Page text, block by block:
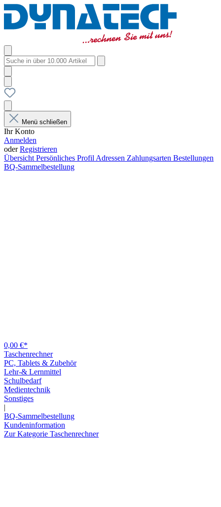
Menü schließen
Ihr Konto
Anmelden
oderRegistrieren
Übersicht Persönliches Profil Adressen Zahlungsarten Bestellungen
BQ-Sammelbestellung
0,00 €*
Taschenrechner
PC, Tablets & Zubehör
Lehr-& Lernmittel
Schulbedarf
Medientechnik
Sonstiges
|
BQ-Sammelbestellung
Kundeninformation
Zur Kategorie Taschenrechner